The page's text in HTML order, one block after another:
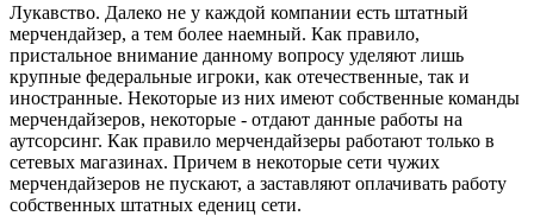
Лукавство. Далеко не у каждой компании есть штатный
мерчендайзер, а тем более наемный. Как правило,
пристальное внимание данному вопросу уделяют лишь
крупные федеральные игроки, как отечественные, так и
иностранные. Некоторые из них имеют собственные команды
мерчендайзеров, некоторые - отдают данные работы на
аутсорсинг. Как правило мерчендайзеры работают только в
сетевых магазинах. Причем в некоторые сети чужих
мерчендайзеров не пускают, а заставляют оплачивать работу
собственных штатных едениц сети.